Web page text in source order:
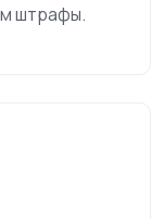
штрафы.